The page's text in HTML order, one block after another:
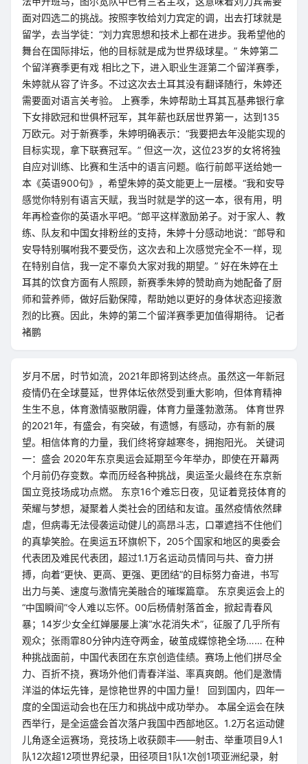
面对四选二的挑战。按照李牧给刘力宾定的调，出去打球就是
留学，去当学徒：“刘力宾思想和技术上都在进步。我希望他的
舞台在国际排坛，他的目标就是成为世界级球星。” 朱婷第二
个留洋赛季更有戏 相比之下，进入职业生涯第二个留洋赛季，
朱婷就从容了许多。不过这次去土耳其没有翻译随行，朱婷还
需要面对语言关考验。 上赛季，朱婷帮助土耳其瓦基弗银行拿
下女排欧冠和世俱杯冠军，其年薪也跃居世界第一，达到135
万欧元。对于新赛季，朱婷明确表示：“我要把去年没能实现的
目标实现，拿下联赛冠军。” 但这一次，这位23岁的女将将独
自应对训练、比赛和生活中的语言问题。临行前郎平送给她一
本《英语900句》，希望朱婷的英文能更上一层楼。“我和安导
感觉你特别有语言天赋，我当时就是学的这一本，很有用，明
年再检查你的英语水平吧。”郎平这样激励弟子。对于家人、教
练、队友和中国女排粉丝的支持，朱婷十分感动地说：“郎导和
安导特别嘱咐我不要受伤，这次去和上次感觉完全不一样，现
在特别自信，我一定不辜负大家对我的期望。” 好在朱婷在土
耳其的饮食方面有人照顾，新赛季朱婷的赞助商为她配备了厨
师和营养师，做好后勤保障，帮助她以更好的身体状态迎接激
烈的比赛。因此，朱婷的第二个留洋赛季更加值得期待。 记者
褚鹏
岁月不居，时节如流，2021年即将到达终点。虽然这一年新冠
疫情仍在全球蔓延，世界体坛依然受到重大影响，但体育精神
生生不息，体育激情驱散阴霾，体育力量蓬勃激荡。 体育世界
的2021年，有盛会，有突破，有遗憾，有感动，亦有新的展
望。相信体育的力量，我们终将穿越寒冬，拥抱阳光。 关键词
一：盛会 2020年东京奥运会延期至今年举办，即使在开幕两
个月前仍存变数。幸而历经各种挑战，奥运圣火最终在东京新
国立竞技场成功点燃。 东京16个难忘日夜，见证着竞技体育的
荣耀与梦想，凝聚着人类社会的团结和友谊。虽然疫情依然肆
虐，但病毒无法侵袭运动健儿的高昂斗志，口罩遮挡不住他们
的真挚笑脸。在奥运五环旗帜下，205个国家和地区的奥委会
代表团及难民代表团，超过1.1万名运动员情同与共、奋力拼
搏，向着“更快、更高、更强、更团结”的目标努力奋进，书写
出力与美、速度与激情完美融合的璀璨篇章。 东京奥运会上的
“中国瞬间”令人难以忘怀。00后杨倩射落首金，掀起青春风
暴；14岁少女全红婵屡屡上演“水花消失术”，征服了几乎所有
观众；张雨霏80分钟内连夺两金，破茧成蝶惊艳全场…… 在种
种挑战面前，中国代表团在东京创造佳绩。赛场上他们拼尽全
力、百折不挠，赛场外他们青春洋溢、率真爽朗。他们是激情
洋溢的体坛先锋，是惊艳世界的中国力量！ 回到国内，四年一
度的全国运动会也在压力和挑战中成功举办。 本届全运会在陕
西举行，是全运盛会首次落户我国中西部地区。1.2万名运动健
儿角逐全运赛场，竞技场上收获颇丰——射击、举重项目9人1
队12次超12项世界纪录，田径项目1队1次创1项亚洲纪录，射